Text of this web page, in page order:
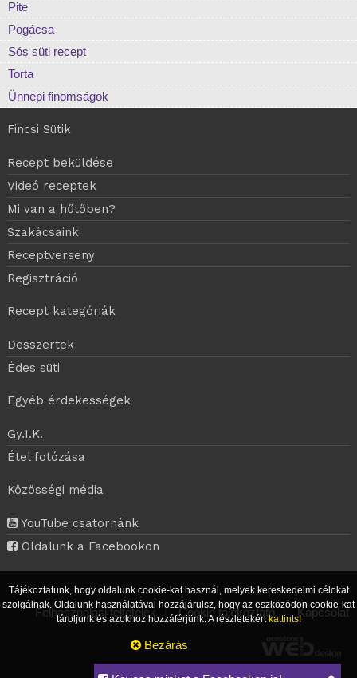
Pite
Pogácsa
Sós süti recept
Torta
Ünnepi finomságok
Fincsi Sütik
Recept beküldése
Videó receptek
Mi van a hűtőben?
Szakácsaink
Receptverseny
Regisztráció
Recept kategóriák
Desszertek
Édes süti
Egyéb érdekességek
Gy.I.K.
Étel fotózása
Közösségi média
YouTube csatornánk
Oldalunk a Facebookon
Felhasználási feltételek | Cookie tájékoztató | Kapcsolat
Tájékoztatunk, hogy oldalunk cookie-kat használ, melyek kereskedelmi célokat
szolgálnak. Oldalunk használatával hozzájárulsz, hogy az eszközödön cookie-kat
tároljunk és azokhoz hozzáférjünk. A részletekértkattints!
Bezárás